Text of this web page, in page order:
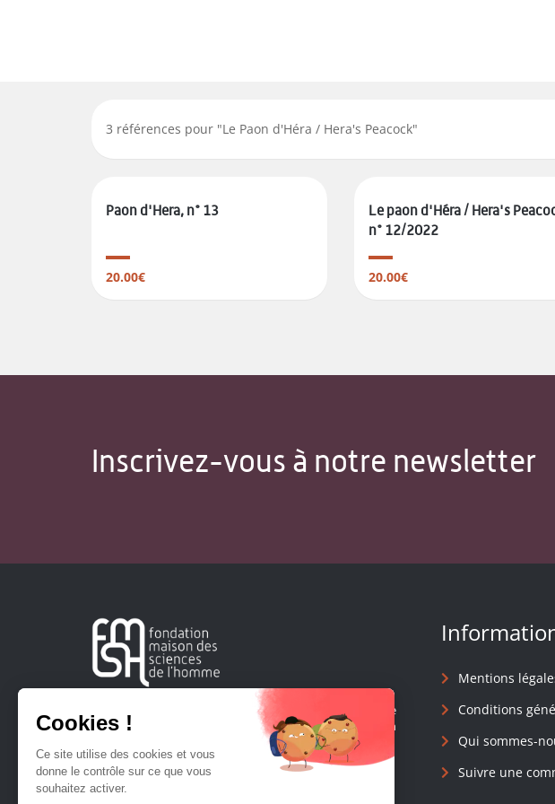
3 références pour "Le Paon d'Héra / Hera's Peacock"
Paon d'Hera, n° 13
20.00€
Le paon d'Héra / Hera's
n° 12/2022
20.00€
Inscrivez-vous à notre newsletter
Créée en 1963, la Fondation Maison Sciences de l'Homme
soutient la recherche et la diffusion des connaissances en
Mentions
Conditions
Qui sommes-
Suivre une